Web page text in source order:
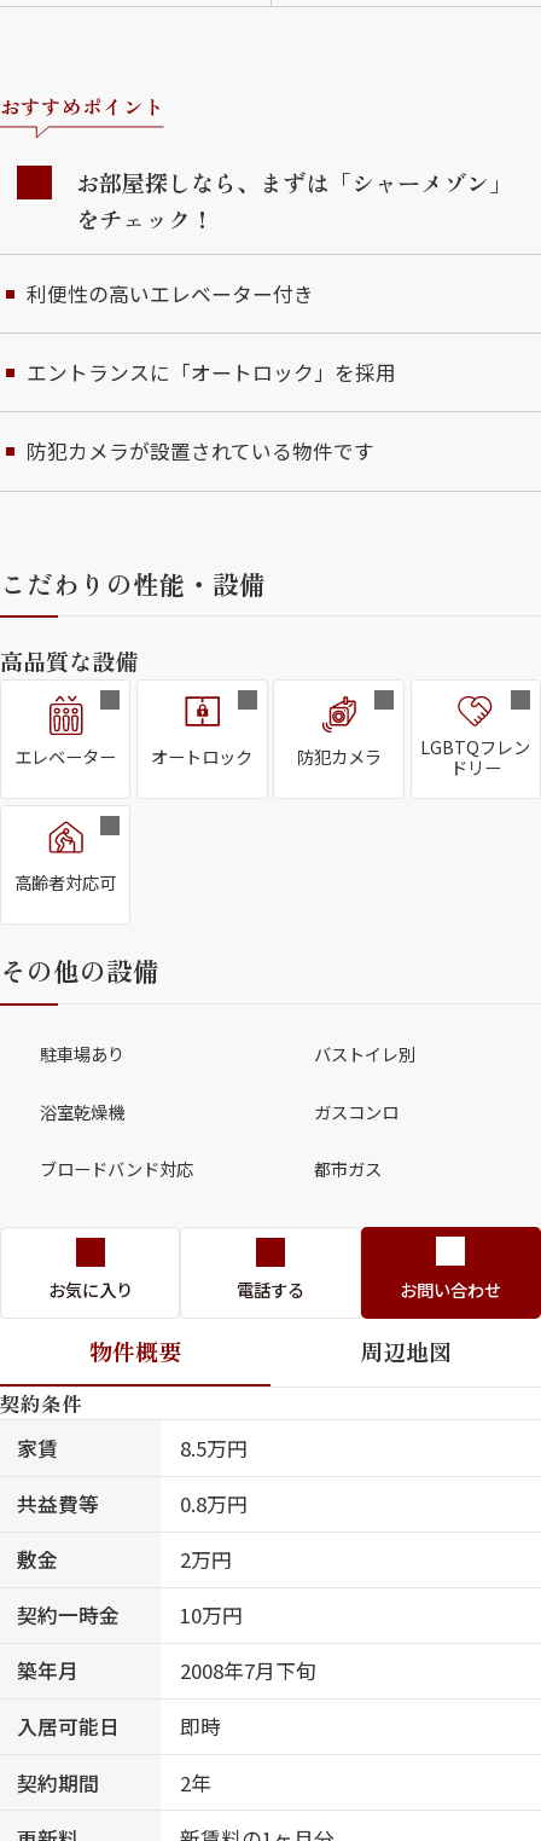
おすすめポイント
お部屋探しなら、まずは「シャーメゾン」
をチェック！
利便性の高いエレベーター付き
エントランスに「オートロック」を採用
防犯カメラが設置されている物件です
こだわりの性能・設備
高品質な設備
エレベーター オートロック 防犯カメラ
LGBTQフレン
ドリー
高齢者対応可
その他の設備
駐車場あり バストイレ別
浴室乾燥機 ガスコンロ
ブロードバンド対応 都市ガス
お気に入り 電話する お問い合わせ
物件概要 周辺地図
契約条件
家賃
8.5万円
共益費等
0.8万円
敷金
2万円
契約一時金
10万円
築年月
2008年7月下旬
入居可能日
即時
契約期間
2年